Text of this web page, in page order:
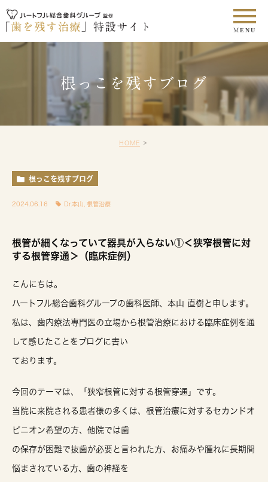
根っこを残すブログ
HOME
根っこを残すブログ
2024.06.16 Dr.本山 根管治療
根管が細くなっていて器具が入らない①＜狭窄根管に対
する根管穿通＞（臨床症例）
こんにちは。
ハートフル総合歯科グループの歯科医師、本山 直樹と申します。
私は、歯内療法専門医の立場から根管治療における臨床症例を通
して感じたことをブログに書い
ております。
今回のテーマは、「狭窄根管に対する根管穿通」です。
当院に来院される患者様の多くは、根管治療に対するセカンドオ
ピニオン希望の方、他院では歯
の保存が困難で抜歯が必要と言われた方、お痛みや腫れに長期間
悩まされている方、歯の神経を